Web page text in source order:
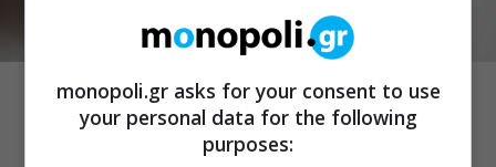
ΔΡΑΣΤΗΡΙΟΤΗΤΕΣ
Ξεκίνησαν οι εγγραφές για τη δωρεάν
Καλοκαιρινή Δημιουργική Απασχόληση
του Δήμου Αθηναίων
monopoli.gr asks for your consent to use
your personal data for the following
purposes: